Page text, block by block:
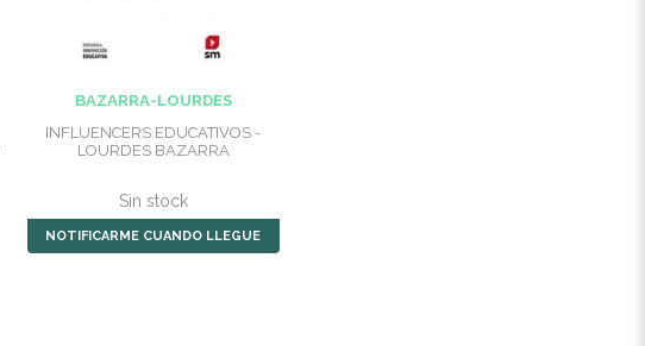
BAZARRA-LOURDES
INFLUENCERS EDUCATIVOS -
LOURDES BAZARRA
Sin stock
NOTIFICARME CUANDO LLEGUE